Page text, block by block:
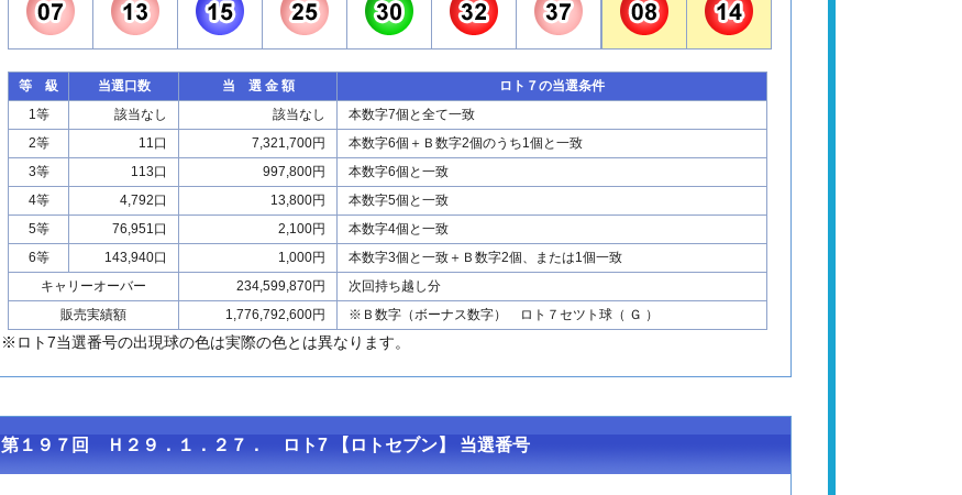
等 級 当選口数 当 選 金 額
ロト７の当選条件
1等
該当なし 該当なし
本数字7個と全て一致
2等
11口 7,321,700円
本数字6個＋Ｂ数字2個のうち1個と一致
3等
113口 997,800円
本数字6個と一致
4等
4,792口 13,800円
本数字5個と一致
5等
76,951口 2,100円
本数字4個と一致
6等
143,940口 1,000円
本数字3個と一致＋Ｂ数字2個、または1個一致
キャリーオーバー
234,599,870円
次回持ち越し分
販売実績額
1,776,792,600円 ※Ｂ数字（ボーナス数字） ロト７セツト球（ Ｇ ）
※ロト7当選番号の出現球の色は実際の色とは異なります。
第１９７回 Ｈ２９．１．２７． ロト7 【ロトセブン】 当選番号